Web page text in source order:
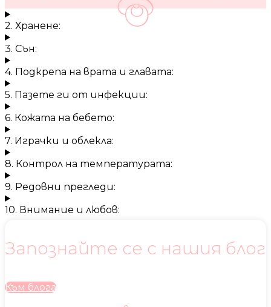
2. Хранене:
3. Сън:
4. Подкрепа на врата и главата:
5. Пазете ги от инфекции:
6. Кожата на бебето:
7. Играчки и облекла:
8. Контрол на температурата:
9. Редовни прегледи:
10. Внимание и любов:
Запознайте се с нашия блог
Към блога